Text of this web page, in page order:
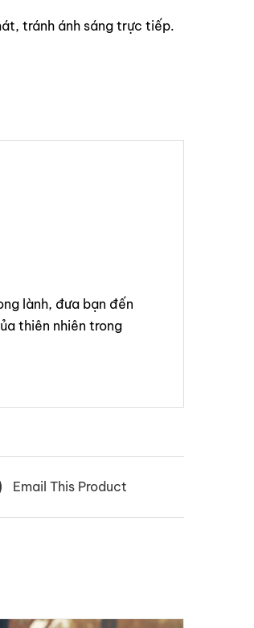
tránh ánh sáng trực tiếp.
lành, đưa bạn đến
thiên nhiên trong
Email This Product